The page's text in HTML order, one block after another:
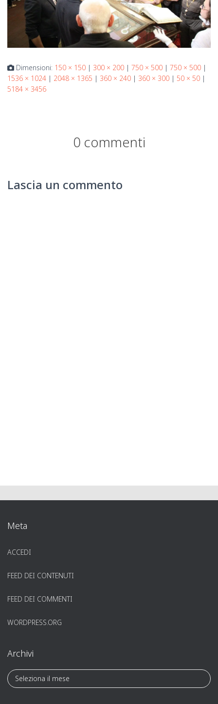
Dimensioni: 150 × 150 | 300 × 200 | 750 × 500 | 750 × 500 |
1536 × 1024 | 2048 × 1365 | 360 × 240 | 360 × 300 | 50 × 50 |
5184 × 3456
0 commenti
Lascia un commento
Meta
ACCEDI
FEED DEI CONTENUTI
FEED DEI COMMENTI
WORDPRESS.ORG
Archivi
A
r